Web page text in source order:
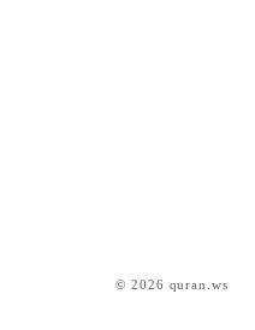
© 2026 quran.ws